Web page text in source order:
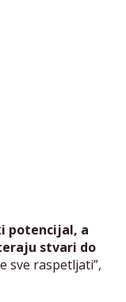
potencijal, a
stvari do
sve raspetljati”,